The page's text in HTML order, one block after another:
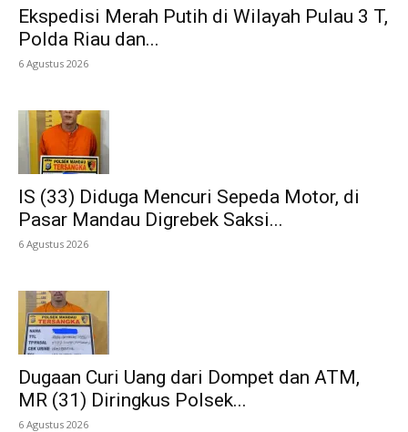
Ekspedisi Merah Putih di Wilayah Pulau 3 T,
Polda Riau dan...
6 Agustus 2026
IS (33) Diduga Mencuri Sepeda Motor, di
Pasar Mandau Digrebek Saksi...
6 Agustus 2026
Dugaan Curi Uang dari Dompet dan ATM,
MR (31) Diringkus Polsek...
6 Agustus 2026